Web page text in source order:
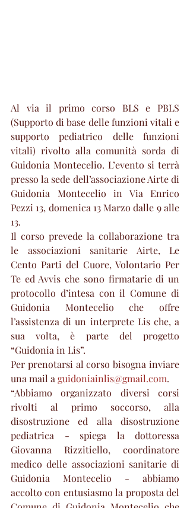
Al via il primo corso BLS e PBLS
(Supporto di base delle funzioni vitali e
supporto pediatrico delle funzioni
vitali) rivolto alla comunità sorda di
Guidonia Montecelio. L’evento si terrà
presso la sede dell’associazione Airte di
Guidonia Montecelio in Via Enrico
Pezzi 13, domenica 13 Marzo dalle 9 alle
13.
Il corso prevede la collaborazione tra
le associazioni sanitarie Airte, Le
Cento Parti del Cuore, Volontario Per
Te ed Avvis che sono firmatarie di un
protocollo d’intesa con il Comune di
Guidonia Montecelio che offre
l’assistenza di un interprete Lis che, a
sua volta, è parte del progetto
“Guidonia in Lis”.
Per prenotarsi al corso bisogna inviare
una mail a guidoniainlis@gmail.com.
“Abbiamo organizzato diversi corsi
rivolti al primo soccorso, alla
disostruzione ed alla disostruzione
pediatrica - spiega la dottoressa
Giovanna Rizzitiello, coordinatore
medico delle associazioni sanitarie di
Guidonia Montecelio - abbiamo
accolto con entusiasmo la proposta del